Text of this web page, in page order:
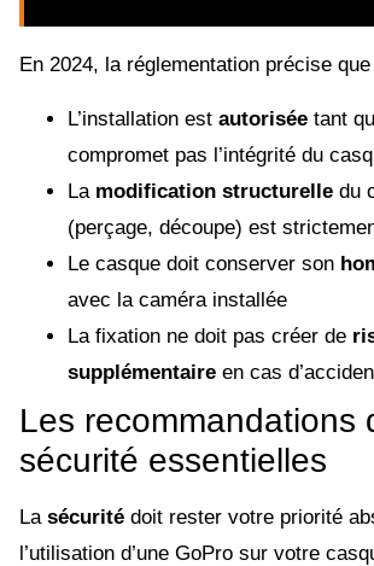
En 2024, la réglementation précise que
L’installation est autorisée tant
compromet pas l’intégrité du
La modification structurelle du
(perçage, découpe) est
Le casque doit conserver son
avec la caméra installée
La fixation ne doit pas créer de
supplémentaire en cas
Les recommandations
sécurité essentielles
La sécurité doit rester votre priorité
l’utilisation d’une GoPro sur votre